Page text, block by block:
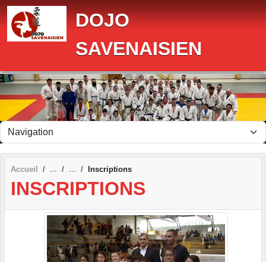
DOJO
SAVENAISIEN
Accueil Inscriptions
INSCRIPTIONS
Panneau de gestion des cookies